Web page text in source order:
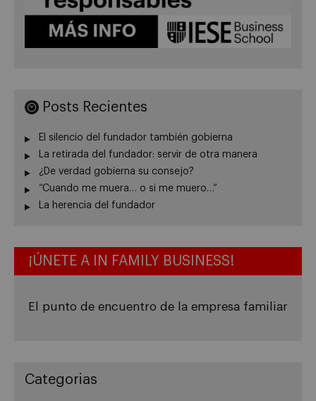
Posts Recientes
El silencio del fundador también gobierna
La retirada del fundador: servir de otra manera
¿De verdad gobierna su consejo?
“Cuando me muera… o si me muero…”
La herencia del fundador
¡ÚNETE A IN FAMILY BUSINESS!
El punto de encuentro de la empresa familiar
Categorias